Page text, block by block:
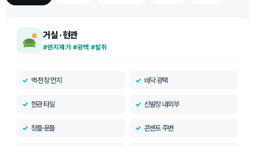
거실 · 현관
#먼지제거 #광택 #탈취
벽·천장 먼지 바닥 광택
현관 타일 신발장 내외부
창틀·문틀 콘센트 주변